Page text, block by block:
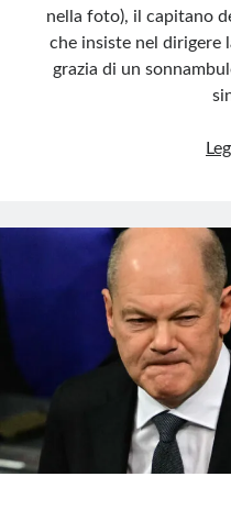
senza alcuna periodicità. Non può
sensi della legge n· 62 del 7.03.2001.
pubblicato dai lettori nei commenti ai
ritenuti offensivi o lesivi dell’immagine
razzisti o che contengano dati
privacy. Alcune immagini inserite in
considerate di pubblico dominio.
Meta
Feed dei contenuti
Feed dei commenti
WordPress.org
nella foto), il capitano
che insiste nel dirigere
grazia di un